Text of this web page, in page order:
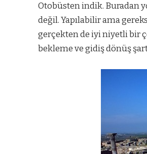
Otobüsten indik. Buradan
değil. Yapılabilir ama
gerçekten de iyi niyetli bir
bekleme ve gidiş dönüş